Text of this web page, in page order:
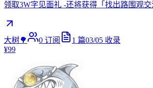
领取3W字见面礼 -还将获得「找出路围观
大树🌳 0 订阅 1 篇03/05 收录
¥99